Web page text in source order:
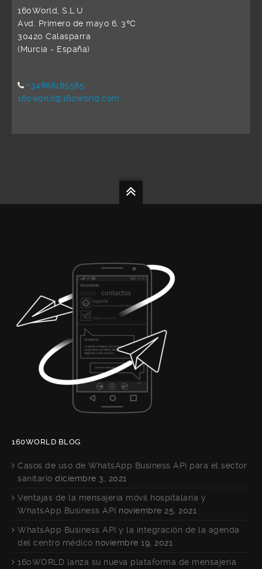
160World, S.L.U
Avd. Primero de mayo 6, 3ºC
30420 Calasparra
(Murcia - España)
+34868185585
160world@160world.com
160WORLD BLOG
Casos de uso de WhatsApp Business API para el sector
sanitario diciembre 3, 2021
Ventajas de la mensajería móvil hospitalaria y
WhatsApp Business API noviembre 25, 2021
WhatsApp Business API y la integración de la agenda
del centro médico noviembre 19, 2021
160WORLD lanza su nueva plataforma de mensajería